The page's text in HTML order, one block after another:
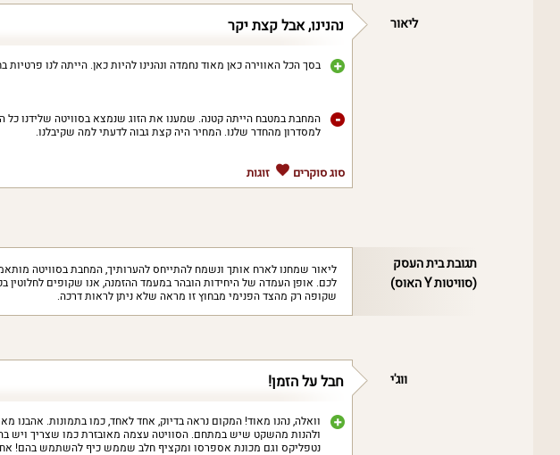
נהנינו, אבל קצת יקר ליאור
בסך הכל האווירה כאן מאוד נחמדה ונהנינו להיות כאן. הייתה לנו פרטיות
המחבת במטבח הייתה קטנה. שמענו את הזוג שנמצא בסוויטה שלידנו כל
למסדרון מהחדר שלנו. המחיר היה קצת גבוה לדעתי למה שקיבלנו.
סוג סוקרים זוגות
ליאור שמחנו לארח אותך ונשמח להתייחס להערותיך, המחבת בסוויטה
לכם. אופן העמדה של היחידות הובהר במעמד ההזמנה, אנו שקופים לחלוטין
שקופה רק מהצד הפנימי מבחוץ זו מראה שלא ניתן לראות דרכה.
תגובת בית העסק
(סוויטות Y האוס)
חבל על הזמן! ווג'י
וואלה, נהנו מאוד! המקום נראה בדיוק, אחד לאחד, כמו בתמונות. אהבנו
ולהנות מהשקט שיש במתחם. הסוויטה עצמה מאובזרת כמו שצריך ויש בה
נטפליקס וגם מכונת אספרסו ומקציף חלב שממש כיף להשתמש בהם!